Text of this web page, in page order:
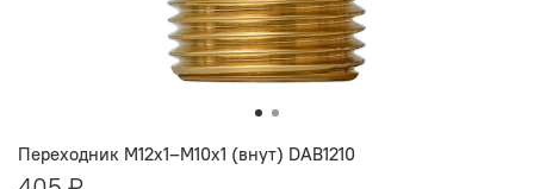
Переходник M12х1–M10х1 (внут) DAB1210